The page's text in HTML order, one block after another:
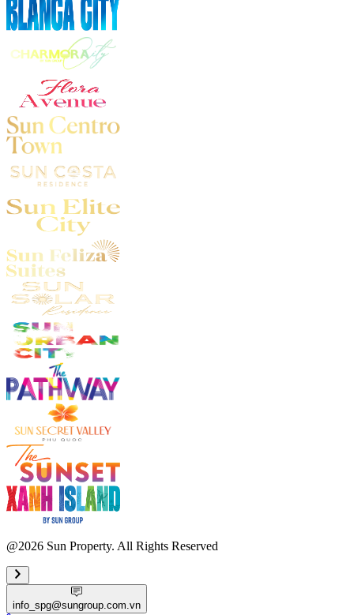
@2026 Sun Property. All Rights Reserved
info_spg@sungroup.com.vn